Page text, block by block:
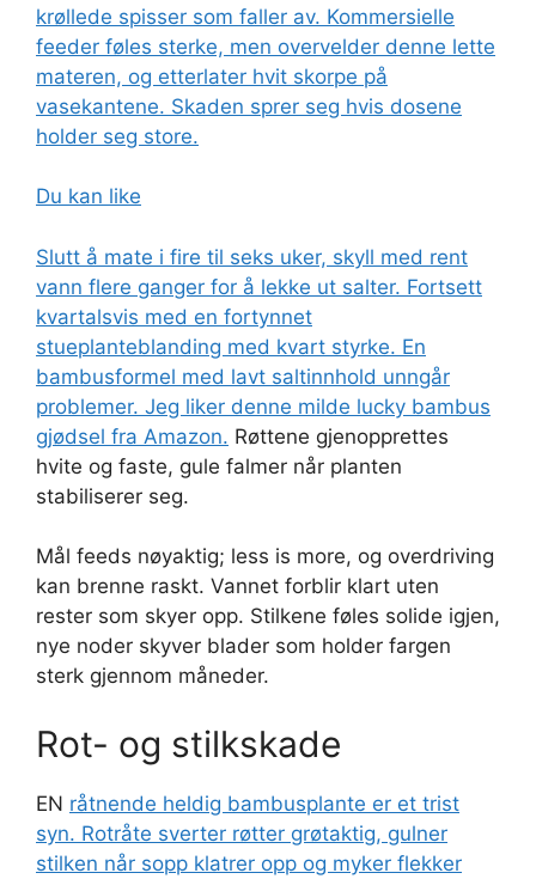
krøllede spisser som faller av. Kommersielle
feeder føles sterke, men overvelder denne lette
materen, og etterlater hvit skorpe på
vasekantene. Skaden sprer seg hvis dosene
holder seg store.
Du kan like
Slutt å mate i fire til seks uker, skyll med rent
vann flere ganger for å lekke ut salter. Fortsett
kvartalsvis med en fortynnet
stueplanteblanding med kvart styrke. En
bambusformel med lavt saltinnhold unngår
problemer. Jeg liker denne milde lucky bambus
gjødsel fra Amazon. Røttene gjenopprettes
hvite og faste, gule falmer når planten
stabiliserer seg.
Mål feeds nøyaktig; less is more, og overdriving
kan brenne raskt. Vannet forblir klart uten
rester som skyer opp. Stilkene føles solide igjen,
nye noder skyver blader som holder fargen
sterk gjennom måneder.
Rot- og stilkskade
EN råtnende heldig bambusplante er et trist
syn. Rotråte sverter røtter grøtaktig, gulner
stilken når sopp klatrer opp og myker flekker